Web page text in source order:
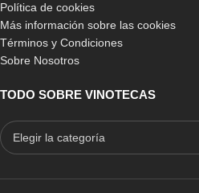
Política de cookies
Más información sobre las cookies
Términos y Condiciones
Sobre Nosotros
TODO SOBRE VINOTECAS